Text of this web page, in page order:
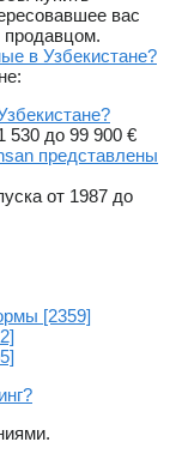
вас
продавцом.
в Узбекистане?
530 до 99 900 €
представлены
от 1987 до
[2359]